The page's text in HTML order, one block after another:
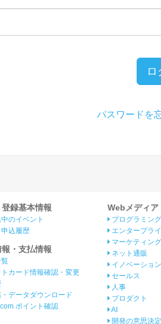
ロ
パスワードを
録基本情報
のイベント
込履歴
・支払情報
カード情報確認・変更
データダウンロード
ポイント確認
Webメディア
プログラミング
エンタープラ
マーケティング
ネット通販
イノベーション
セールス
人事
プロダクト
AI
開発の意思決定